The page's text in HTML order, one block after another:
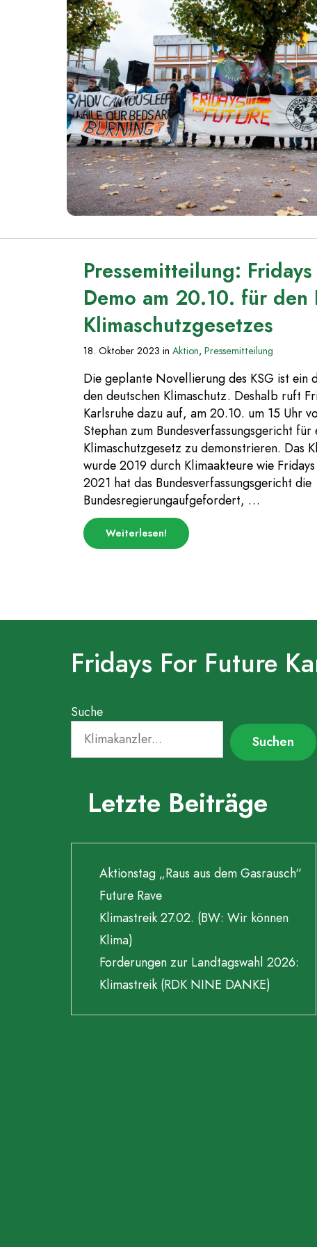
Pressemitteilung:
Demo am 20.10. für den
Klimaschutzgesetzes
18. Oktober 2023 in Aktion, Pressemitteilung
Die geplante Novellierung des KSG ist ein
den deutschen Klimaschutz. Deshalb ruft
Karlsruhe dazu auf, am 20.10. um 15 Uhr
Stephan zum Bundesverfassungsgericht für
Klimaschutzgesetz zu demonstrieren. Das
wurde 2019 durch Klimaakteure wie
2021 hat das Bundesverfassungsgericht die
Bundesregierungaufgefordert, …
Weiterlesenüber
„Pressemitteilung:
Erhalt
des
Klimaschutzgesetzes“
!
Fridays For Future
Suche
Suchen
Letzte Beiträge
Aktionstag „Raus aus dem Gasrausch“
Future Rave
Klimastreik 27.02. (BW: Wir können
Klima)
Forderungen zur Landtagswahl 2026:
Klimastreik (RDK NINE DANKE)